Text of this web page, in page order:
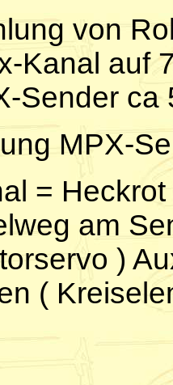
von
Kanal auf
Sender ca
MPX-
=
am
)
(